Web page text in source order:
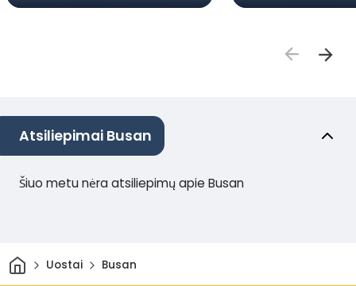
Atsiliepimai Busan
Šiuo metu nėra atsiliepimų apie Busan
Pradžia
Uostai Busan